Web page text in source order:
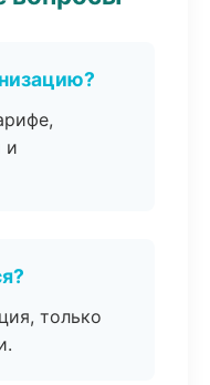
и
только